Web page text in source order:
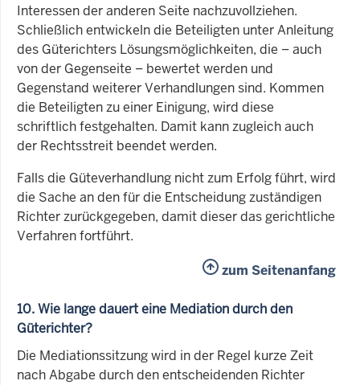
Interessen der anderen Seite nachzuvollziehen.
Schließlich entwickeln die Beteiligten unter Anleitung
des Güterichters Lösungsmöglichkeiten, die – auch
von der Gegenseite – bewertet werden und
Gegenstand weiterer Verhandlungen sind. Kommen
die Beteiligten zu einer Einigung, wird diese
schriftlich festgehalten. Damit kann zugleich auch
der Rechtsstreit beendet werden.
Falls die Güteverhandlung nicht zum Erfolg führt, wird
die Sache an den für die Entscheidung zuständigen
Richter zurückgegeben, damit dieser das gerichtliche
Verfahren fortführt.
zum Seitenanfang
10. Wie lange dauert eine Mediation durch den
Güterichter?
Die Mediationssitzung wird in der Regel kurze Zeit
nach Abgabe durch den entscheidenden Richter